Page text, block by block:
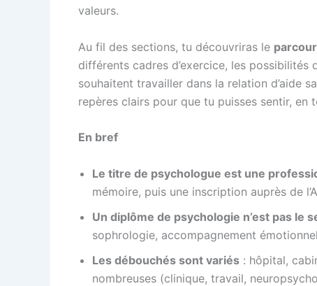
valeurs.
Au fil des sections, tu découvriras le
différents cadres d’exercice, les
souhaitent travailler dans la relation d’aide
repères clairs pour que tu puisses sentir, en
En bref
Le titre de psychologue est une
mémoire, puis une inscription auprès de
Un diplôme de psychologie n’est pas le
sophrologie, accompagnement
Les débouchés sont variés : hôpital,
nombreuses (clinique, travail,